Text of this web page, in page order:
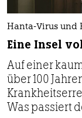
Hanta-Virus und
Eine Insel
Auf einer
über 100
Was passiert